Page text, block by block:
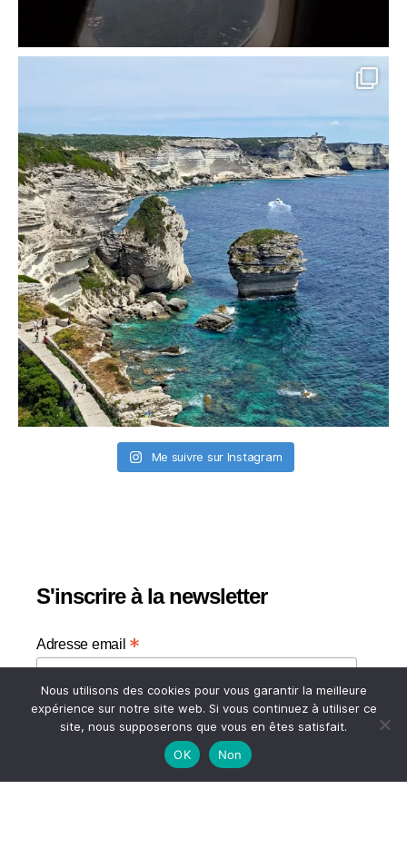
Me suivre sur Instagram
S'inscrire à la newsletter
Adresse email *
Votre adresse email
Nous utilisons des cookies pour vous garantir la meilleure
expérience sur notre site web. Si vous continuez à utiliser ce
site, nous supposerons que vous en êtes satisfait.
OK
Non